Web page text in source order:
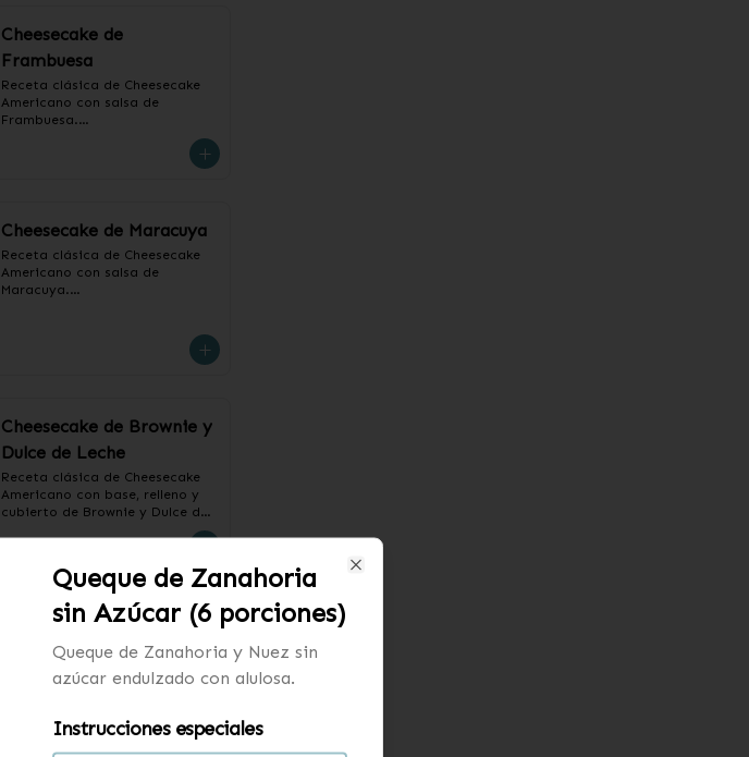
Cheesecake de
Frambuesa
Receta clásica de Cheesecake
Americano con salsa de
Frambuesa.
Cheesecake de Maracuya
Receta clásica de Cheesecake
Americano con salsa de
Maracuya.
Cheesecake de Brownie y
Dulce de Leche
Receta clásica de Cheesecake
Americano con base, relleno y
cubierto de Brownie y Dulce de
personas)
Queque de Zanahoria
sin Azúcar (6 porciones)
Queque de Zanahoria y Nuez sin
azúcar endulzado con alulosa.
Instrucciones especiales